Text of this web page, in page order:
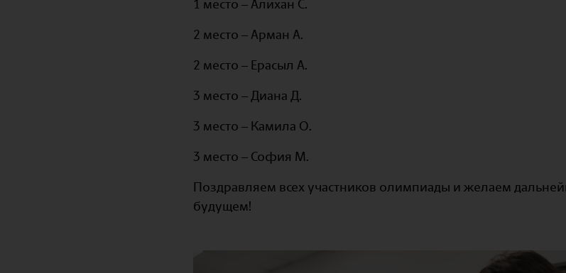
1 место – Алихан С.
2 место – Арман А.
2 место – Ерасыл А.
3 место – Диана Д.
3 место – Камила О.
3 место – София М.
Поздравляем всех участников олимпиады и желаем
будущем!